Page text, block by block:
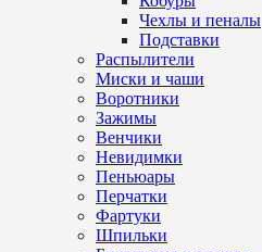
Чехлы и пеналы
Подставки
Распылители
Миски и чаши
Воротники
Зажимы
Венчики
Невидимки
Пеньюары
Перчатки
Фартуки
Шпильки